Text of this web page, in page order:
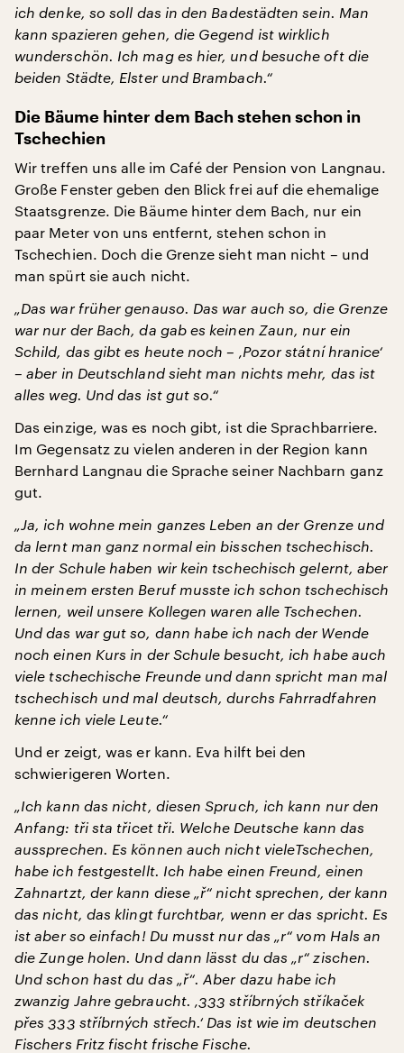
ich denke, so soll das in den Badestädten sein. Man
kann spazieren gehen, die Gegend ist wirklich
wunderschön. Ich mag es hier, und besuche oft die
beiden Städte, Elster und Brambach.“
Die Bäume hinter dem Bach stehen schon in
Tschechien
Wir treffen uns alle im Café der Pension von Langnau.
Große Fenster geben den Blick frei auf die ehemalige
Staatsgrenze. Die Bäume hinter dem Bach, nur ein
paar Meter von uns entfernt, stehen schon in
Tschechien. Doch die Grenze sieht man nicht – und
man spürt sie auch nicht.
„Das war früher genauso. Das war auch so, die Grenze
war nur der Bach, da gab es keinen Zaun, nur ein
Schild, das gibt es heute noch – ‚Pozor státní hranice‘
– aber in Deutschland sieht man nichts mehr, das ist
alles weg. Und das ist gut so.“
Das einzige, was es noch gibt, ist die Sprachbarriere.
Im Gegensatz zu vielen anderen in der Region kann
Bernhard Langnau die Sprache seiner Nachbarn ganz
gut.
„Ja, ich wohne mein ganzes Leben an der Grenze und
da lernt man ganz normal ein bisschen tschechisch.
In der Schule haben wir kein tschechisch gelernt, aber
in meinem ersten Beruf musste ich schon tschechisch
lernen, weil unsere Kollegen waren alle Tschechen.
Und das war gut so, dann habe ich nach der Wende
noch einen Kurs in der Schule besucht, ich habe auch
viele tschechische Freunde und dann spricht man mal
tschechisch und mal deutsch, durchs Fahrradfahren
kenne ich viele Leute.“
Und er zeigt, was er kann. Eva hilft bei den
schwierigeren Worten.
„Ich kann das nicht, diesen Spruch, ich kann nur den
Anfang: tři sta třicet tři. Welche Deutsche kann das
aussprechen. Es können auch nicht vieleTschechen,
habe ich festgestellt. Ich habe einen Freund, einen
Zahnartzt, der kann diese „ř“ nicht sprechen, der kann
das nicht, das klingt furchtbar, wenn er das spricht. Es
ist aber so einfach! Du musst nur das „r“ vom Hals an
die Zunge holen. Und dann lässt du das „r“ zischen.
Und schon hast du das „ř“. Aber dazu habe ich
zwanzig Jahre gebraucht. ‚333 stříbrných stříkaček
přes 333 stříbrných střech.‘ Das ist wie im deutschen
Fischers Fritz fischt frische Fische.